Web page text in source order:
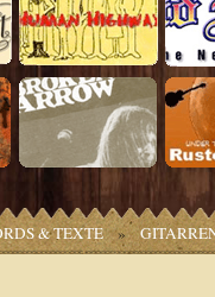
& TEXTE »